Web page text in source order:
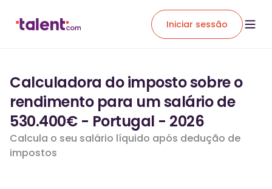
Iniciar sessão
Calculadora do imposto sobre o
rendimento para um salário de
530.400€ - Portugal - 2026
Calcula o seu salário líquido após dedução de
impostos